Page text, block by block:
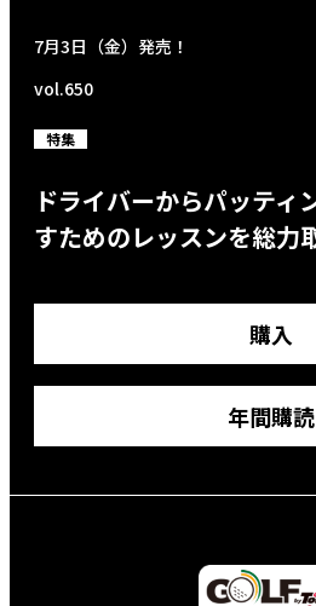
7月3日（金）発売！
vol.650
特集
ドライバーからパッティ
すためのレッスンを総力
購入
年間購読